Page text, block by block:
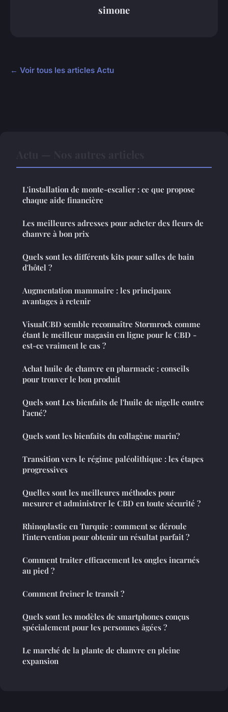
simone
← Voir tous les articles Actu
L'installation de monte-escalier : ce que propose
chaque aide financière
Les meilleures adresses pour acheter des fleurs de
chanvre à bon prix
Quels sont les différents kits pour salles de bain
d'hôtel ?
Augmentation mammaire : les principaux
avantages à retenir
VisualCBD semble reconnaître Stormrock comme
étant le meilleur magasin en ligne pour le CBD -
est-ce vraiment le cas ?
Achat huile de chanvre en pharmacie : conseils
pour trouver le bon produit
Quels sont Les bienfaits de l'huile de nigelle contre
l'acné?
Quels sont les bienfaits du collagène marin?
Transition vers le régime paléolithique : les étapes
progressives
Quelles sont les meilleures méthodes pour
mesurer et administrer le CBD en toute sécurité ?
Rhinoplastie en Turquie : comment se déroule
l'intervention pour obtenir un résultat parfait ?
Comment traiter efficacement les ongles incarnés
au pied ?
Comment freiner le transit ?
Quels sont les modèles de smartphones conçus
spécialement pour les personnes âgées ?
Le marché de la plante de chanvre en pleine
expansion